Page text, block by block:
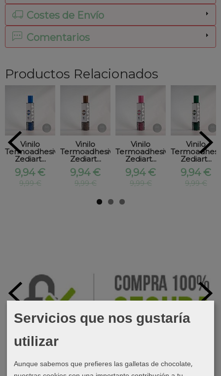
Costes de Envío
Comentarios
Productos Relacionados
Vinilo
Termoadhesivo
Zediart...
9,94 €
9,99 €
Vinilo
Termoadhesivo
Zediart...
9,94 €
9,99 €
Vinilo
Termoadhesivo
Zediart...
9,94 €
9,99 €
Vinilo
Zediart...
9,94 €
9,99 €
Servicios que nos gustaría
utilizar
Aunque sabemos que prefieres las galletas de chocolate,